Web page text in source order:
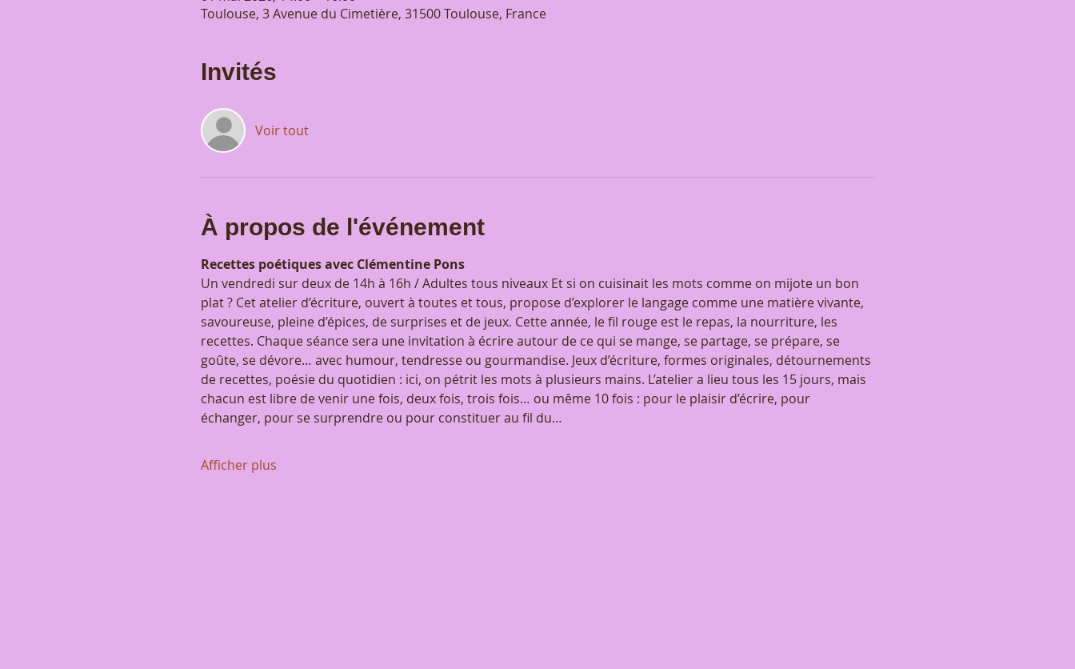
Toulouse, 3 Avenue du Cimetière, 31500 Toulouse, France
Invités
Voir tout
À propos de l'événement
Recettes poétiques avec Clémentine Pons
Un vendredi sur deux de 14h à 16h / Adultes tous niveaux Et si on cuisinait les mots comme on mijote un bon
plat ? Cet atelier d’écriture, ouvert à toutes et tous, propose d’explorer le langage comme une matière vivante,
savoureuse, pleine d’épices, de surprises et de jeux. Cette année, le fil rouge est le repas, la nourriture, les
recettes. Chaque séance sera une invitation à écrire autour de ce qui se mange, se partage, se prépare, se
goûte, se dévore… avec humour, tendresse ou gourmandise. Jeux d’écriture, formes originales, détournements
de recettes, poésie du quotidien : ici, on pétrit les mots à plusieurs mains. L’atelier a lieu tous les 15 jours, mais
chacun est libre de venir une fois, deux fois, trois fois… ou même 10 fois : pour le plaisir d’écrire, pour
échanger, pour se surprendre ou pour constituer au fil du…
Afficher plus